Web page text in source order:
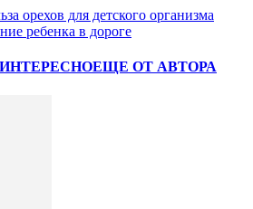
орехов для детского организма
ребенка в дороге
ЕЩЕ ОТ АВТОРА